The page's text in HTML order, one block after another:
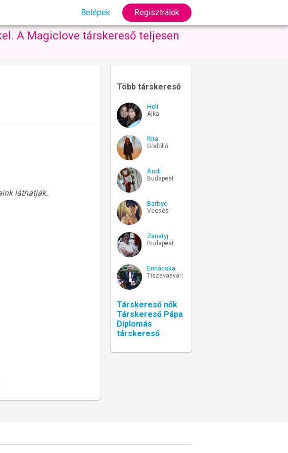
Belépek Regisztrálok
A Magiclove társkereső teljesen
láthatják.
Több társkereső
Heli
Ajka
Rita
Gödöllő
Andi
Budapest
Barbye
Vecsés
Zanatyj
Budapest
Ennácska
Tiszavasvári
Társkereső nők
Társkereső Pápa
Diplomás
társkereső